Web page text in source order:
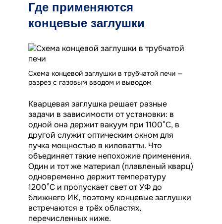
Где применяются
концевые заглушки
Схема концевой заглушки в трубчатой печи —
разрез с газовым вводом и выводом
Кварцевая заглушка решает разные
задачи в зависимости от установки: в
одной она держит вакуум при 1100°C, в
другой служит оптическим окном для
пучка мощностью в киловатты. Что
объединяет такие непохожие применения.
Один и тот же материал (плавленый кварц)
одновременно держит температуру
1200°C и пропускает свет от УФ до
ближнего ИК, поэтому концевые заглушки
встречаются в трёх областях,
перечисленных ниже.